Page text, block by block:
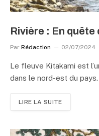
Rivière : En
Par Rédaction 02/07/2024
Le fleuve Kitakami est
dans le nord-est du
LIRE LA SUITE